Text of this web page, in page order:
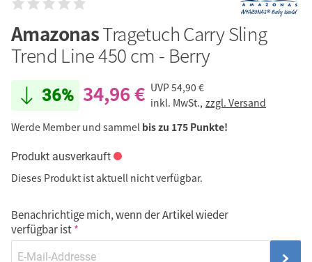
AmazonasTragetuch Carry Sling
Trend Line 450 cm - Berry
36% 34,96 € UVP54,90 €
inkl. MwSt., zzgl. Versand
Werde Member und sammel bis zu 175 Punkte!
Produkt ausverkauft
Dieses Produkt ist aktuell nicht verfügbar.
Benachrichtige mich, wenn der Artikel wieder
verfügbar ist